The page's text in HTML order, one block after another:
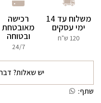
משלוח עד 14
ימי עסקים
120 ש"ח
רכישה
מאובטחת
ובטוחה
24/7
יש שאלות?
שתף: